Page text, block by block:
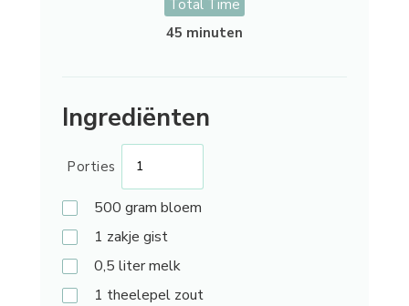
Total Time
45 minuten
Ingrediënten
Porties
500 gram bloem
1 zakje gist
0,5 liter melk
1 theelepel zout